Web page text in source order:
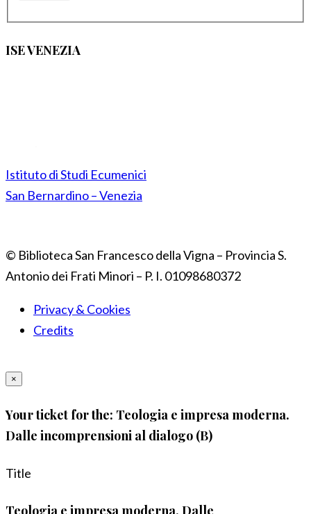
ISE VENEZIA
Istituto di Studi Ecumenici
San Bernardino – Venezia
© Biblioteca San Francesco della Vigna – Provincia S.
Antonio dei Frati Minori – P. I. 01098680372
Privacy & Cookies
Credits
×
Your ticket for the: Teologia e impresa moderna.
Dalle incomprensioni al dialogo (B)
Title
Teologia e impresa moderna. Dalle